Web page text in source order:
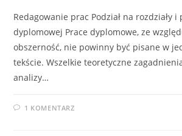
Redagowanie prac Podział na rozdziały i
dyplomowej Prace dyplomowe, ze
obszerność, nie powinny być pisane w
tekście. Wszelkie teoretyczne
analizy…
1 KOMENTARZ